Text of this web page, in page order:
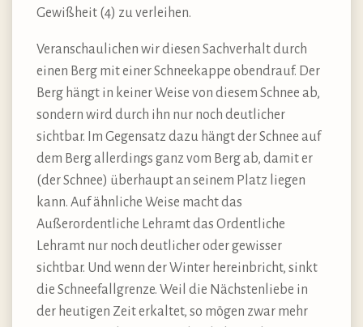
Gewißheit (4) zu verleihen.
Veranschaulichen wir diesen Sachverhalt durch
einen Berg mit einer Schneekappe obendrauf. Der
Berg hängt in keiner Weise von diesem Schnee ab,
sondern wird durch ihn nur noch deutlicher
sichtbar. Im Gegensatz dazu hängt der Schnee auf
dem Berg allerdings ganz vom Berg ab, damit er
(der Schnee) überhaupt an seinem Platz liegen
kann. Auf ähnliche Weise macht das
Außerordentliche Lehramt das Ordentliche
Lehramt nur noch deutlicher oder gewisser
sichtbar. Und wenn der Winter hereinbricht, sinkt
die Schneefallgrenze. Weil die Nächstenliebe in
der heutigen Zeit erkaltet, so mögen zwar mehr